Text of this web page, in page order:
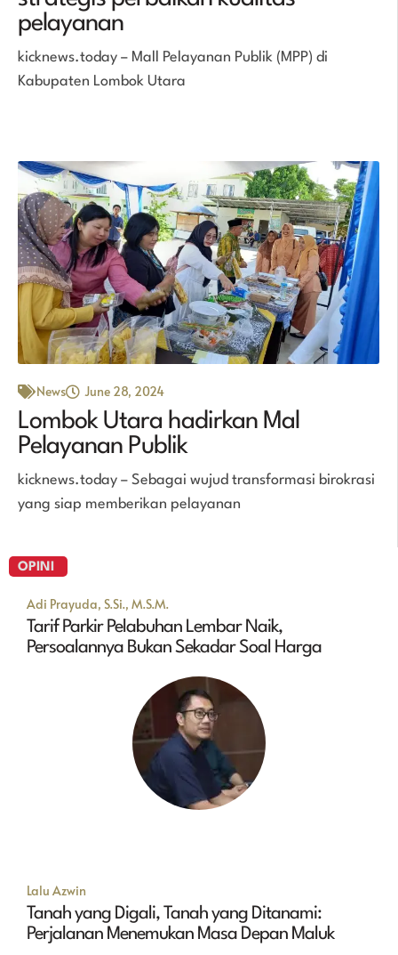
pelayanan
kicknews.today – Mall Pelayanan Publik (MPP) di
Kabupaten Lombok Utara
News June 28, 2024
Lombok Utara hadirkan Mal
Pelayanan Publik
kicknews.today – Sebagai wujud transformasi birokrasi
yang siap memberikan pelayanan
OPINI
Adi Prayuda, S.Si., M.S.M.
Tarif Parkir Pelabuhan Lembar Naik,
Persoalannya Bukan Sekadar Soal Harga
Lalu Azwin
Tanah yang Digali, Tanah yang Ditanami:
Perjalanan Menemukan Masa Depan Maluk